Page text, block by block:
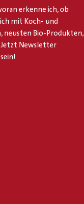
erkenne ich, ob
mit Koch- und
neusten Bio-Produkten,
Jetzt Newsletter